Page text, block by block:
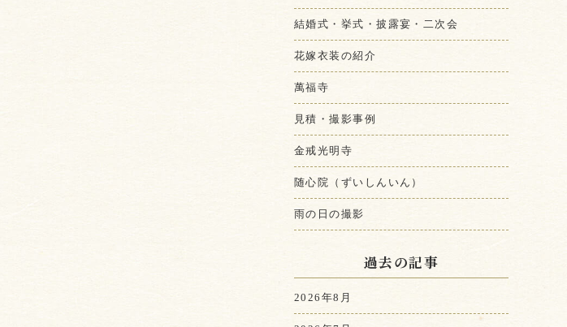
結婚式・挙式・披露宴・二次会
花嫁衣装の紹介
萬福寺
見積・撮影事例
金戒光明寺
随心院（ずいしんいん）
雨の日の撮影
過去の記事
2026年8月